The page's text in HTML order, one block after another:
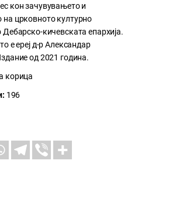
кон зачувувањето и
на црковното културно
Дебарско-кичевската епархија.
е ереј д-р Александар
од 2021 година.
корица
196